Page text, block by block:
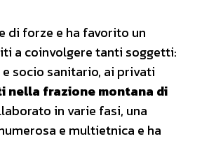
di forze e ha favorito un
a coinvolgere tanti soggetti:
socio sanitario, ai privati
frazione montana di
in varie fasi, una
e multietnica e ha